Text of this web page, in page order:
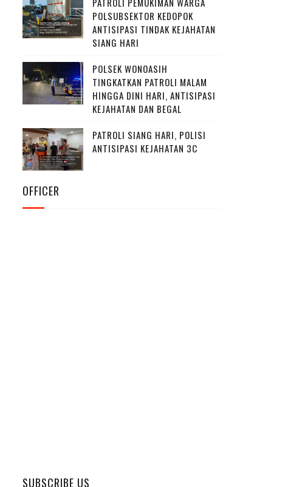
POLSUBSEKTOR KEDOPOK
ANTISIPASI TINDAK KEJAHATAN
SIANG HARI
POLSEK WONOASIH
TINGKATKAN PATROLI MALAM
HINGGA DINI HARI, ANTISIPASI
KEJAHATAN DAN BEGAL
PATROLI SIANG HARI, POLISI
ANTISIPASI KEJAHATAN 3C
OFFICER
SUBSCRIBE US